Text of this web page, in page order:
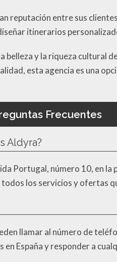
reputación entre sus
itinerarios
y la riqueza cultural
esta agencia es una
Frecuentes
Aldyra?
Portugal, número 10, en la
los servicios y ofertas
llamar al número de
España y responder a